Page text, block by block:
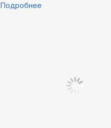
Подробнее